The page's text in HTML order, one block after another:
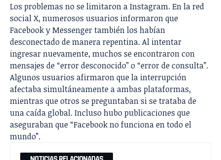
Los problemas no se limitaron a Instagram. En la red
social X, numerosos usuarios informaron que
Facebook y Messenger también los habían
desconectado de manera repentina. Al intentar
ingresar nuevamente, muchos se encontraron con
mensajes de “error desconocido” o “error de consulta”.
Algunos usuarios afirmaron que la interrupción
afectaba simultáneamente a ambas plataformas,
mientras que otros se preguntaban si se trataba de
una caída global. Incluso hubo publicaciones que
aseguraban que “Facebook no funciona en todo el
mundo”.